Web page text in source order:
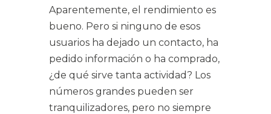
Aparentemente, el rendimiento es
bueno. Pero si ninguno de esos
usuarios ha dejado un contacto, ha
pedido información o ha comprado,
¿de qué sirve tanta actividad? Los
números grandes pueden ser
tranquilizadores, pero no siempre